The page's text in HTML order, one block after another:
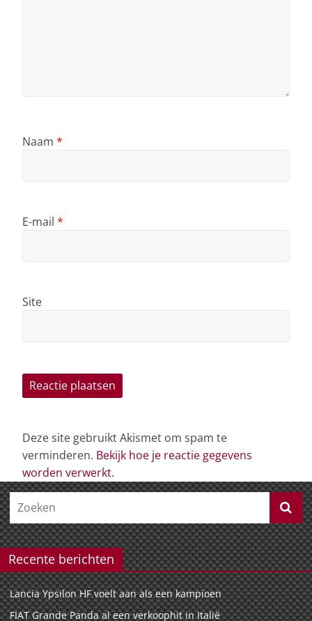
Naam *
E-mail *
Site
Deze site gebruikt Akismet om spam te
verminderen. Bekijk hoe je reactie gegevens
worden verwerkt.
Recente berichten
Lancia Ypsilon HF voelt aan als een kampioen
FIAT Grande Panda al een verkoophit in Italië